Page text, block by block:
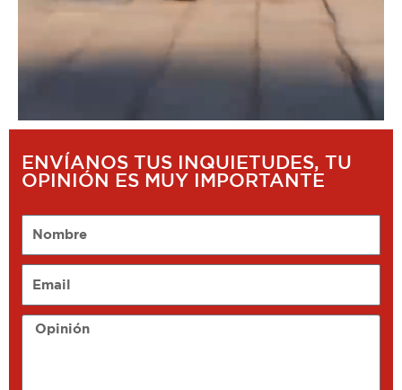
ENVÍANOS TUS INQUIETUDES, TU
OPINIÓN ES MUY IMPORTANTE
Opinión